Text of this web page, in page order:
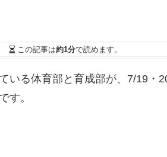
この記事は約1分で読めます。
いる体育部と育成部が、7/19・
す。